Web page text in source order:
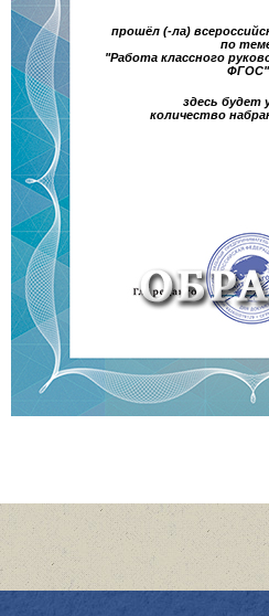
прошёл (-ла)
по
"Работа классного
ФГОС"
здесь будет
количество